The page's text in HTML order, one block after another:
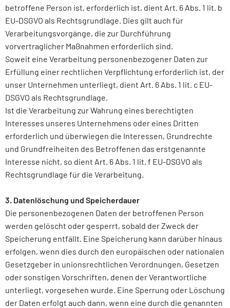
betroffene Person ist, erforderlich ist, dient Art. 6 Abs. 1 lit. b
EU-DSGVO als Rechtsgrundlage. Dies gilt auch für
Verarbeitungsvorgänge, die zur Durchführung
vorvertraglicher Maßnahmen erforderlich sind.
Soweit eine Verarbeitung personenbezogener Daten zur
Erfüllung einer rechtlichen Verpflichtung erforderlich ist, der
unser Unternehmen unterliegt, dient Art. 6 Abs. 1 lit. c EU-
DSGVO als Rechtsgrundlage.
Ist die Verarbeitung zur Wahrung eines berechtigten
Interesses unseres Unternehmens oder eines Dritten
erforderlich und überwiegen die Interessen, Grundrechte
und Grundfreiheiten des Betroffenen das erstgenannte
Interesse nicht, so dient Art. 6 Abs. 1 lit. f EU-DSGVO als
Rechtsgrundlage für die Verarbeitung.
3. Datenlöschung und Speicherdauer
Die personenbezogenen Daten der betroffenen Person
werden gelöscht oder gesperrt, sobald der Zweck der
Speicherung entfällt. Eine Speicherung kann darüber hinaus
erfolgen, wenn dies durch den europäischen oder nationalen
Gesetzgeber in unionsrechtlichen Verordnungen, Gesetzen
oder sonstigen Vorschriften, denen der Verantwortliche
unterliegt, vorgesehen wurde. Eine Sperrung oder Löschung
der Daten erfolgt auch dann, wenn eine durch die genannten